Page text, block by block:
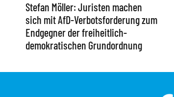
Stefan Möller: Juristen machen
sich mit AfD-Verbotsforderung zum
Endgegner der freiheitlich-
demokratischen Grundordnung